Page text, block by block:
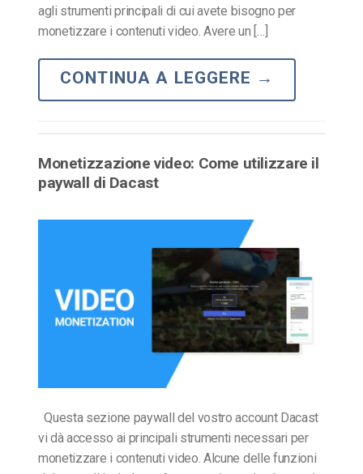
agli strumenti principali di cui avete bisogno per
monetizzare i contenuti video. Avere un […]
CONTINUA A LEGGERE →
Monetizzazione video: Come utilizzare il
paywall di Dacast
Questa sezione paywall del vostro account Dacast
vi dà accesso ai principali strumenti necessari per
monetizzare i contenuti video. Alcune delle funzioni